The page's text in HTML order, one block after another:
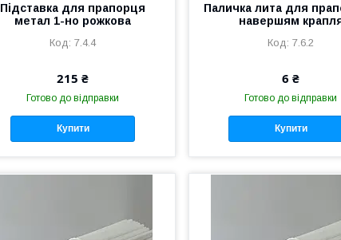
Підставка для прапорця
метал 1-но рожкова
7.4.4
215 ₴
Готово до відправки
Купити
Паличка лита для
навершям
7.6.2
6 ₴
Готово до відправки
Купити